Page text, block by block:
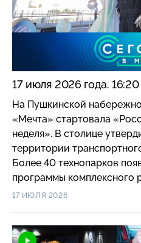
17 июля 2026 года. 16:20
На Пушкинской
«Мечта» стартовала
неделя». В столице утвердили проект планировки
территории
Более 40 технопарков
программы комплексного
В Москве более 10 тыс.
встреч «Диалоги с
17 ИЮЛЯ 2026